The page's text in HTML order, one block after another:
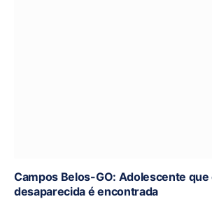
Campos Belos-GO: Adolescente que
desaparecida é encontrada